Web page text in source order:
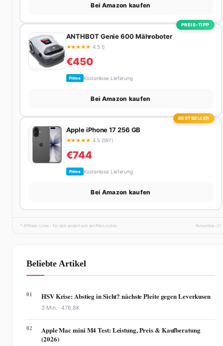
Bei Amazon kaufen
PREIS-TIPP
ANTHBOT Genie 600 Mähroboter
★★★★★ 4.5 ()
€450
Prime Kostenlose Lieferung
Bei Amazon kaufen
BESTSELLER
Apple iPhone 17 256 GB
★★★★★ 4.5 (597)
€744
Prime Kostenlose Lieferung
Bei Amazon kaufen
* Affiliate-Links – für dich ändert sich am Preis nichts. fhmonline-21
Beliebte Artikel
01 HSV Krise: Abstieg in Sicht? nächste Pleite gegen Leverkusen
3 Min. ·476,8K
02
Apple Mac mini M4 Test: Leistung, Preis & Kaufberatung
(2026)